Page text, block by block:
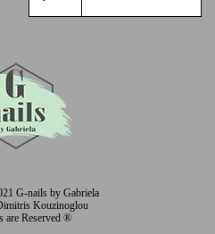
G-nails by Gabriela
Kouzinoglou
are Reserved ®